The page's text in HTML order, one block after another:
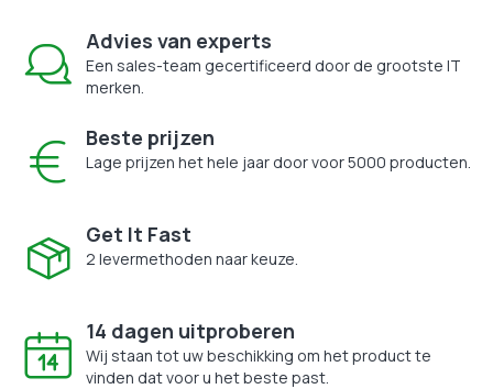
Advies van experts
Een sales-team gecertificeerd door de grootste IT
merken.
Beste prijzen
Lage prijzen het hele jaar door voor 5000 producten.
Get It Fast
2 levermethoden naar keuze.
14 dagen uitproberen
Wij staan tot uw beschikking om het product te
vinden dat voor u het beste past.